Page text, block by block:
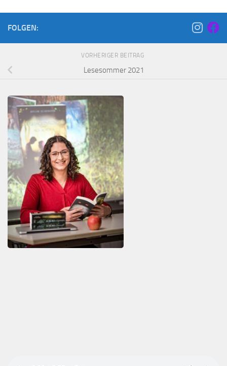
FOLGEN:
VORHERIGER BEITRAG
Lesesommer 2021